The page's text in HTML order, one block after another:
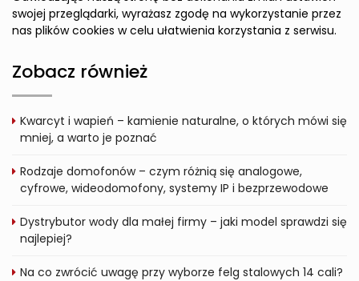
swojej przeglądarki, wyrażasz zgodę na wykorzystanie przez
nas plików cookies w celu ułatwienia korzystania z serwisu.
Zobacz również
Kwarcyt i wapień – kamienie naturalne, o których mówi się
mniej, a warto je poznać
Rodzaje domofonów – czym różnią się analogowe,
cyfrowe, wideodomofony, systemy IP i bezprzewodowe
Dystrybutor wody dla małej firmy – jaki model sprawdzi się
najlepiej?
Na co zwrócić uwagę przy wyborze felg stalowych 14 cali?